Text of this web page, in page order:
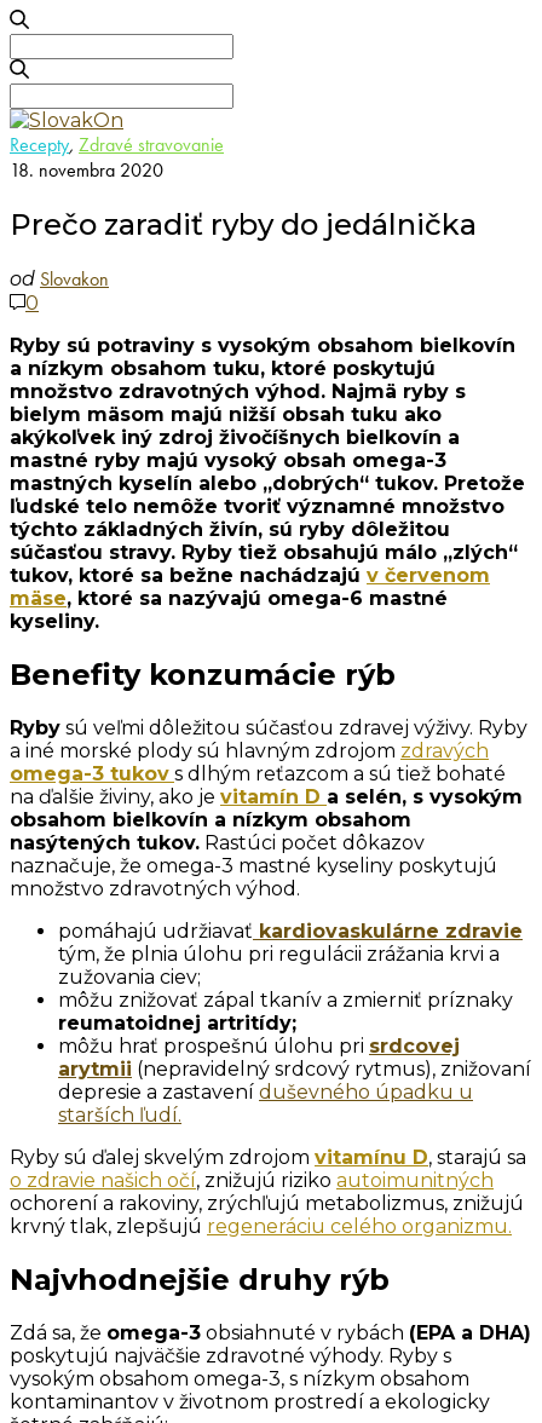
for:
for:
Recepty, Zdravé stravovanie
18. novembra 2020
Prečo zaradiť ryby do jedálnička
od Slovakon
0
Ryby sú potraviny s vysokým obsahom bielkovín
a nízkym obsahom tuku, ktoré poskytujú
množstvo zdravotných výhod. Najmä ryby s
bielym mäsom majú nižší obsah tuku ako
akýkoľvek iný zdroj živočíšnych bielkovín a
mastné ryby majú vysoký obsah omega-3
mastných kyselín alebo „dobrých“ tukov. Pretože
ľudské telo nemôže tvoriť významné množstvo
týchto základných živín, sú ryby dôležitou
súčasťou stravy. Ryby tiež obsahujú málo „zlých“
tukov, ktoré sa bežne nachádzajú v červenom
mäse, ktoré sa nazývajú omega-6 mastné
kyseliny.
Benefity konzumácie rýb
Ryby sú veľmi dôležitou súčasťou zdravej výživy. Ryby
a iné morské plody sú hlavným zdrojom zdravých
omega-3 tukov s dlhým reťazcom a sú tiež bohaté
na ďalšie živiny, ako je vitamín D a selén, s vysokým
obsahom bielkovín a nízkym obsahom
nasýtených tukov. Rastúci počet dôkazov
naznačuje, že omega-3 mastné kyseliny poskytujú
množstvo zdravotných výhod.
pomáhajú udržiavať kardiovaskulárne zdravie
tým, že plnia úlohu pri regulácii zrážania krvi a
zužovania ciev;
môžu znižovať zápal tkanív a zmierniť príznaky
reumatoidnej artritídy;
môžu hrať prospešnú úlohu pri srdcovej
arytmii (nepravidelný srdcový rytmus), znižovaní
depresie a zastavení duševného úpadku u
starších ľudí.
Ryby sú ďalej skvelým zdrojom vitamínu D, starajú sa
o zdravie našich očí, znižujú riziko autoimunitných
ochorení a rakoviny, zrýchľujú metabolizmus, znižujú
krvný tlak, zlepšujú regeneráciu celého organizmu.
Najvhodnejšie druhy rýb
Zdá sa, že omega-3 obsiahnuté v rybách (EPA a DHA)
poskytujú najväčšie zdravotné výhody. Ryby s
vysokým obsahom omega-3, s nízkym obsahom
kontaminantov v životnom prostredí a ekologicky